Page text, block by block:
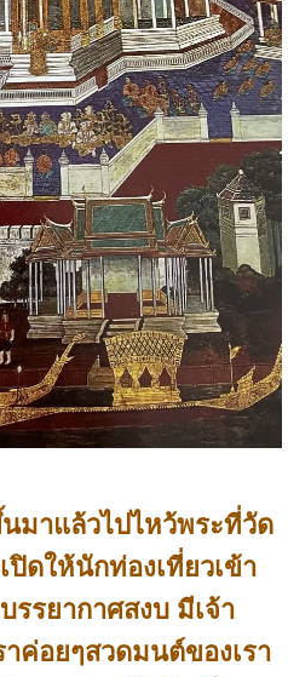
มาแล้วไปไหว้พระที่วัด
ปิดให้นักท่องเที่ยวเข้า
รรยากาศสงบ มีเจ้า
ค่อยๆสวดมนต์ของเรา